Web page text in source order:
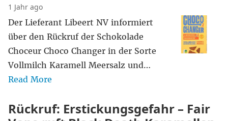
1 Jahr ago
Der Lieferant Libeert NV informiert
über den Rückruf der Schokolade
Choceur Choco Changer in der Sorte
Vollmilch Karamell Meersalz und…
Read More
Rückruf: Erstickungsgefahr – Fair